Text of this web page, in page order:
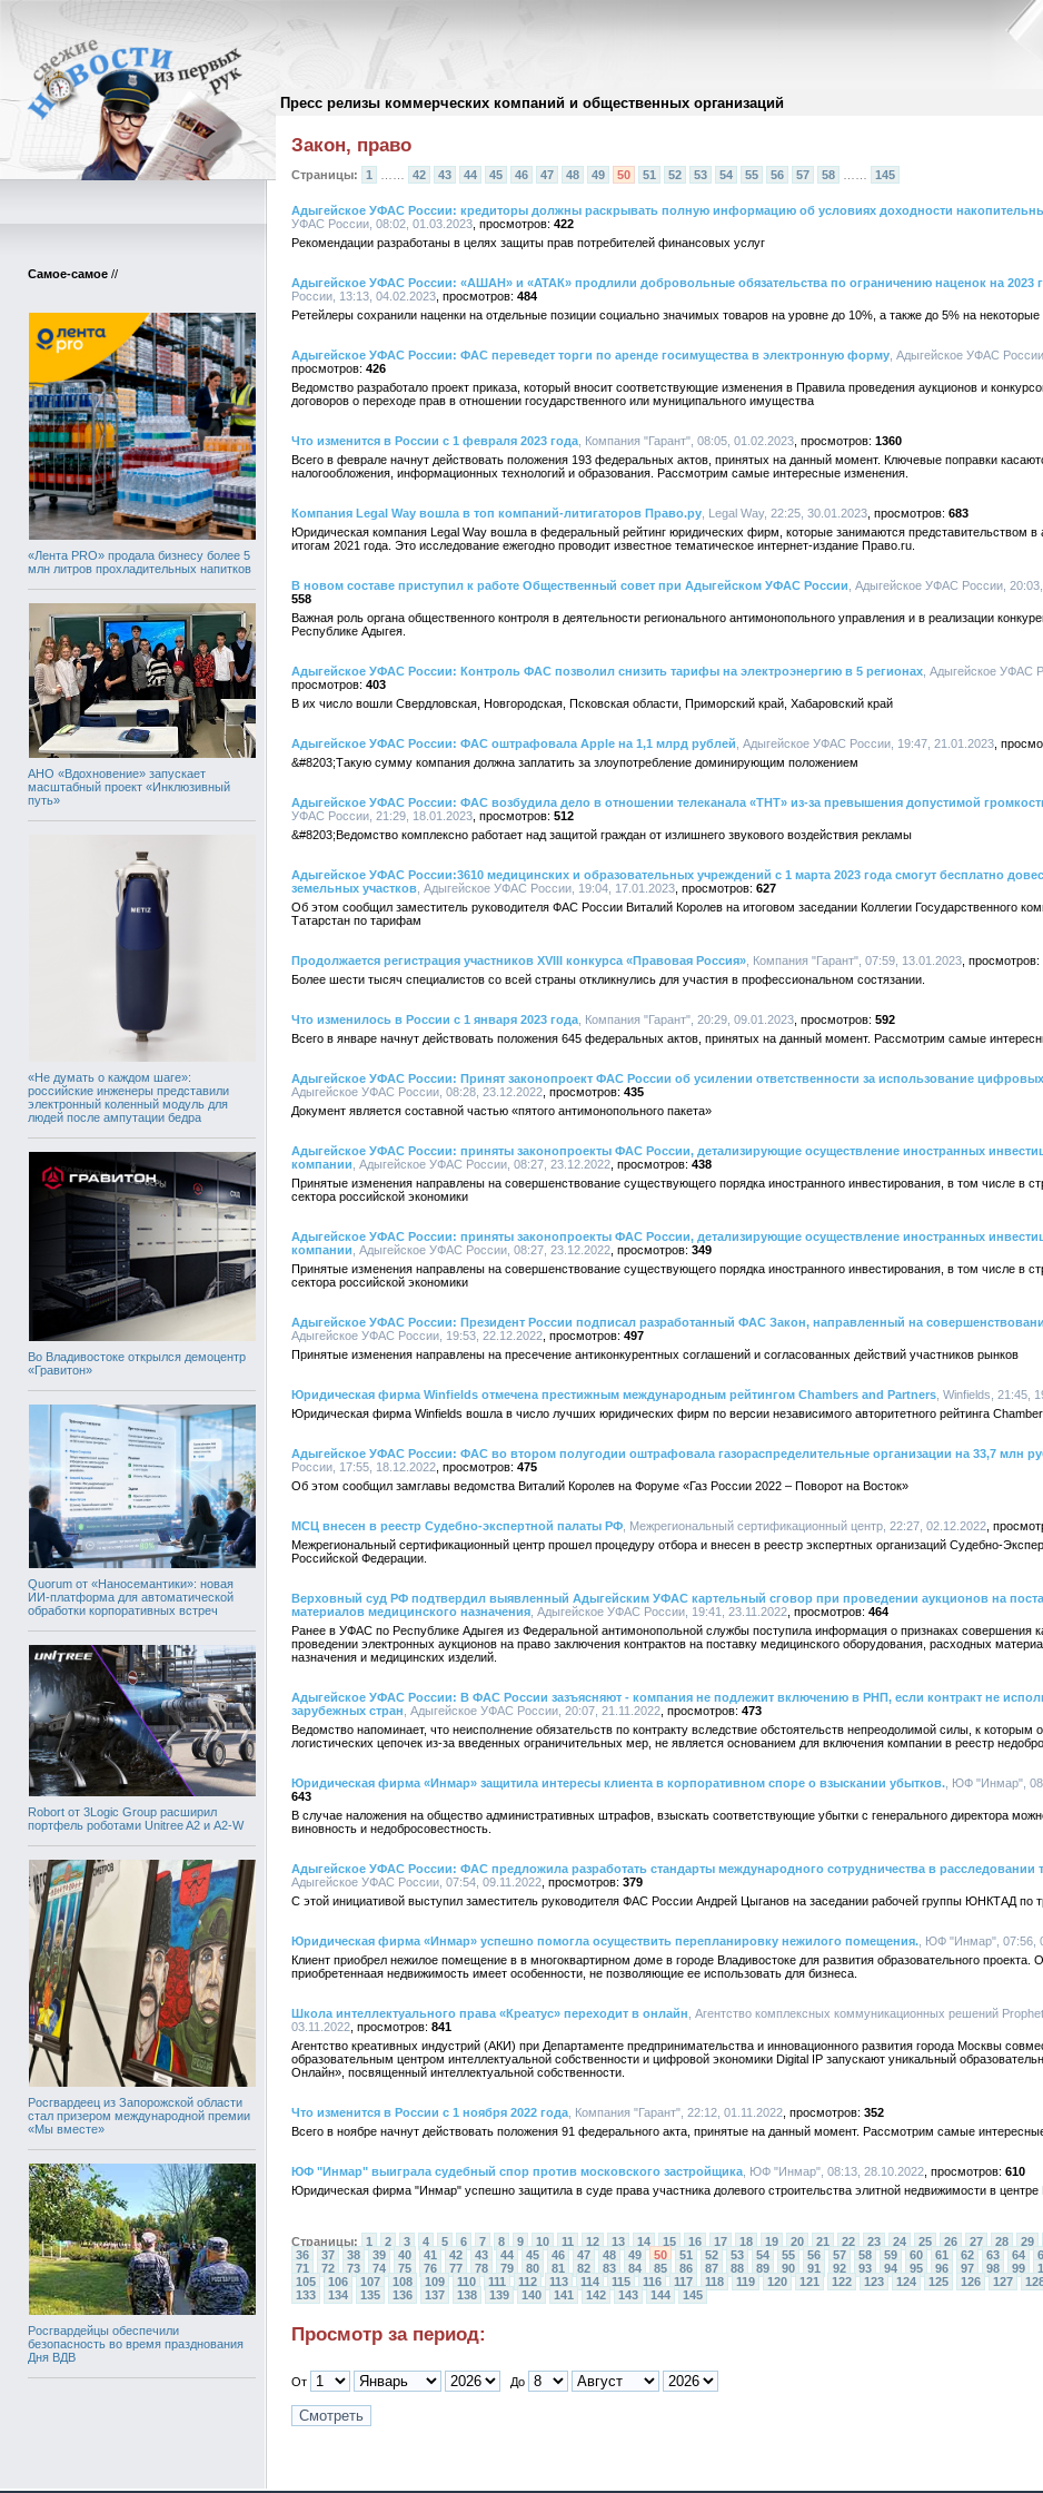
Пресс релизы коммерческих компаний и общественных организаций
Самое-самое //
«Лента PRO» продала бизнесу более 5
млн литров прохладительных напитков
АНО «Вдохновение» запускает
масштабный проект «Инклюзивный
путь»
«Не думать о каждом шаге»:
российские инженеры представили
электронный коленный модуль для
людей после ампутации бедра
Во Владивостоке открылся демоцентр
«Гравитон»
Quorum от «Наносемантики»: новая
ИИ-платформа для автоматической
обработки корпоративных встреч
Robort от 3Logic Group расширил
портфель роботами Unitree A2 и A2-W
Росгвардеец из Запорожской области
стал призером международной премии
«Мы вместе»
Росгвардейцы обеспечили
безопасность во время празднования
Дня ВДВ
Архив пресс-релизов//
Закон, право
Страницы: 1 42 43 44 45 46 47 48 49 50 51 52 53 54 55 56 57 58 145
Адыгейское УФАС России: кредиторы должны раскрывать полную информацию об условиях доходности
УФАС России, 08:02, 01.03.2023
422
Рекомендации разработаны в целях защиты прав потребителей финансовых услуг
Адыгейское УФАС России: «АШАН» и «АТАК» продлили добровольные обязательства по ограничению наценок на 2023
России, 13:13, 04.02.2023
484
Ретейлеры сохранили наценки на отдельные позиции социально значимых товаров на уровне до 10%, а также до 5% на некоторые
Адыгейское УФАС России: ФАС переведет торги по аренде госимущества в электронную форму , Адыгейское УФАС
426
Ведомство разработало проект приказа, который вносит соответствующие изменения в Правила проведения аукционов и
договоров о переходе прав в отношении государственного или муниципального имущества
Что изменится в России с 1 февраля 2023 года , Компания "Гарант", 08:05, 01.02.2023
1360
Всего в феврале начнут действовать положения 193 федеральных актов, принятых на данный момент. Ключевые поправки
налогообложения, информационных технологий и образования. Рассмотрим самые интересные изменения.
Компания Legal Way вошла в топ компаний-литигаторов Право.ру , Legal Way, 22:25, 30.01.2023
683
Юридическая компания Legal Way вошла в федеральный рейтинг юридических фирм, которые занимаются представительством в
итогам 2021 года. Это исследование ежегодно проводит известное тематическое интернет-издание Право.ru.
В новом составе приступил к работе Общественный совет при Адыгейском УФАС России , Адыгейское УФАС России,
558
Важная роль органа общественного контроля в деятельности регионального антимонопольного управления и в реализации
Республике Адыгея.
Адыгейское УФАС России: Контроль ФАС позволил снизить тарифы на электроэнергию в 5 регионах , Адыгейское УФАС
403
В их число вошли Свердловская, Новгородская, Псковская области, Приморский край, Хабаровский край
Адыгейское УФАС России: ФАС оштрафовала Apple на 1,1 млрд рублей , Адыгейское УФАС России, 19:47, 21.01.2023
&#8203;Такую сумму компания должна заплатить за злоупотребление доминирующим положением
Адыгейское УФАС России: ФАС возбудила дело в отношении телеканала «ТНТ» из-за превышения допустимой
УФАС России, 21:29, 18.01.2023
512
&#8203;Ведомство комплексно работает над защитой граждан от излишнего звукового воздействия рекламы
Адыгейское УФАС России:3610 медицинских и образовательных учреждений с 1 марта 2023 года смогут бесплатно
земельных участков , Адыгейское УФАС России, 19:04, 17.01.2023
627
Об этом сообщил заместитель руководителя ФАС России Виталий Королев на итоговом заседании Коллегии Государственного
Татарстан по тарифам
Продолжается регистрация участников XVIII конкурса «Правовая Россия» , Компания "Гарант", 07:59, 13.01.2023
Более шести тысяч специалистов со всей страны откликнулись для участия в профессиональном состязании.
Что изменилось в России с 1 января 2023 года , Компания "Гарант", 20:29, 09.01.2023
592
Всего в январе начнут действовать положения 645 федеральных актов, принятых на данный момент. Рассмотрим самые
Адыгейское УФАС России: Принят законопроект ФАС России об усилении ответственности за использование
Адыгейское УФАС России, 08:28, 23.12.2022
435
Документ является составной частью «пятого антимонопольного пакета»
Адыгейское УФАС России: приняты законопроекты ФАС России, детализирующие осуществление иностранных
компании , Адыгейское УФАС России, 08:27, 23.12.2022
438
Принятые изменения направлены на совершенствование существующего порядка иностранного инвестирования, в том числе в
сектора российской экономики
Адыгейское УФАС России: приняты законопроекты ФАС России, детализирующие осуществление иностранных
компании , Адыгейское УФАС России, 08:27, 23.12.2022
349
Принятые изменения направлены на совершенствование существующего порядка иностранного инвестирования, в том числе в
сектора российской экономики
Адыгейское УФАС России: Президент России подписал разработанный ФАС Закон, направленный на
Адыгейское УФАС России, 19:53, 22.12.2022
497
Принятые изменения направлены на пресечение антиконкурентных соглашений и согласованных действий участников рынков
Юридическая фирма Winfields отмечена престижным международным рейтингом Chambers and Partners , Winfields, 21:45,
Юридическая фирма Winfields вошла в число лучших юридических фирм по версии независимого авторитетного рейтинга
Адыгейское УФАС России: ФАС во втором полугодии оштрафовала газораспределительные организации на 33,7 млн
России, 17:55, 18.12.2022
475
Об этом сообщил замглавы ведомства Виталий Королев на Форуме «Газ России 2022 – Поворот на Восток»
МСЦ внесен в реестр Судебно-экспертной палаты РФ , Межрегиональный сертификационный центр, 22:27, 02.12.2022
Межрегиональный сертификационный центр прошел процедуру отбора и внесен в реестр экспертных организаций Судебно-
Российской Федерации.
Верховный суд РФ подтвердил выявленный Адыгейским УФАС картельный сговор при проведении аукционов на
материалов медицинского назначения , Адыгейское УФАС России, 19:41, 23.11.2022
464
Ранее в УФАС по Республике Адыгея из Федеральной антимонопольной службы поступила информация о признаках совершения
проведении электронных аукционов на право заключения контрактов на поставку медицинского оборудования, расходных
назначения и медицинских изделий.
Адыгейское УФАС России: В ФАС России зазъясняют - компания не подлежит включению в РНП, если контракт не
зарубежных стран , Адыгейское УФАС России, 20:07, 21.11.2022
473
Ведомство напоминает, что неисполнение обязательств по контракту вследствие обстоятельств непреодолимой силы, к которым
логистических цепочек из-за введенных ограничительных мер, не является основанием для включения компании в реестр
Юридическая фирма «Инмар» защитила интересы клиента в корпоративном споре о взыскании убытков. , ЮФ "Инмар",
643
В случае наложения на общество административных штрафов, взыскать соответствующие убытки с генерального директора
виновность и недобросовестность.
Адыгейское УФАС России: ФАС предложила разработать стандарты международного сотрудничества в расследовании
Адыгейское УФАС России, 07:54, 09.11.2022
379
С этой инициативой выступил заместитель руководителя ФАС России Андрей Цыганов на заседании рабочей группы ЮНКТАД по
Юридическая фирма «Инмар» успешно помогла осуществить перепланировку нежилого помещения. , ЮФ "Инмар", 07:56,
Клиент приобрел нежилое помещение в в многоквартирном доме в городе Владивостоке для развития образовательного проекта.
приобретеннаая недвижимость имеет особенности, не позволяющие ее использовать для бизнеса.
Школа интеллектуального права «Креатус» переходит в онлайн , Агентство комплексных коммуникационных решений
03.11.2022
841
Агентство креативных индустрий (АКИ) при Департаменте предпринимательства и инновационного развития города Москвы
образовательным центром интеллектуальной собственности и цифровой экономики Digital IP запускают уникальный
Онлайн», посвященный интеллектуальной собственности.
Что изменится в России с 1 ноября 2022 года , Компания "Гарант", 22:12, 01.11.2022
352
Всего в ноябре начнут действовать положения 91 федерального акта, принятые на данный момент. Рассмотрим самые
ЮФ "Инмар" выиграла судебный спор против московского застройщика , ЮФ "Инмар", 08:13, 28.10.2022
610
Юридическая фирма "Инмар" успешно защитила в суде права участника долевого строительства элитной недвижимости в
Страницы: 1 2 3 4 5 6 7 8 9 10 11 12 13 14 15 16 17 18 19 20 21 22 23 24 25 26 27 28 29
36
37 38 39 40 41 42 43 44 45 46 47 48 49 50 51 52 53 54 55 56 57 58 59 60 61 62 63 64
71
72 73 74 75 76 77 78 79 80 81 82 83 84 85 86 87 88 89 90 91 92 93 94 95 96 97 98 99
105
106 107 108 109 110 111 112 113 114 115 116 117 118 119 120 121 122 123 124 125 126 127
133
134 135 136 137 138 139 140 141 142 143 144 145
Просмотр за период:
От До